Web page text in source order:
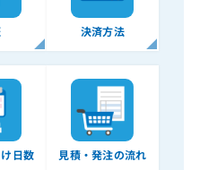
決済方法
日数 見積・発注の流れ